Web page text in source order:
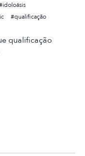
idoloásis
qualificação
qualificação